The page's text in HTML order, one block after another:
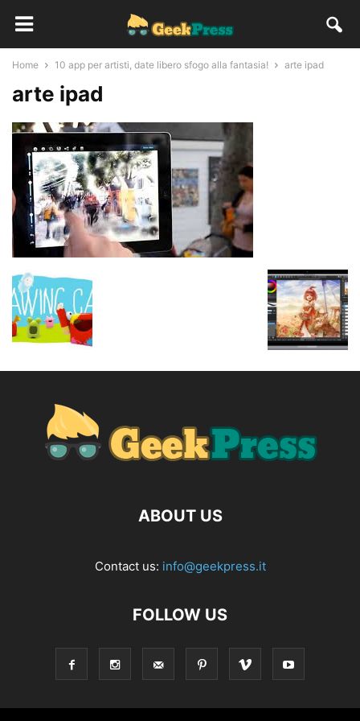
Home 10 app per artisti, date libero sfogo alla fantasia! arte ipad
arte ipad
ABOUT US
Contact us: info@geekpress.it
FOLLOW US